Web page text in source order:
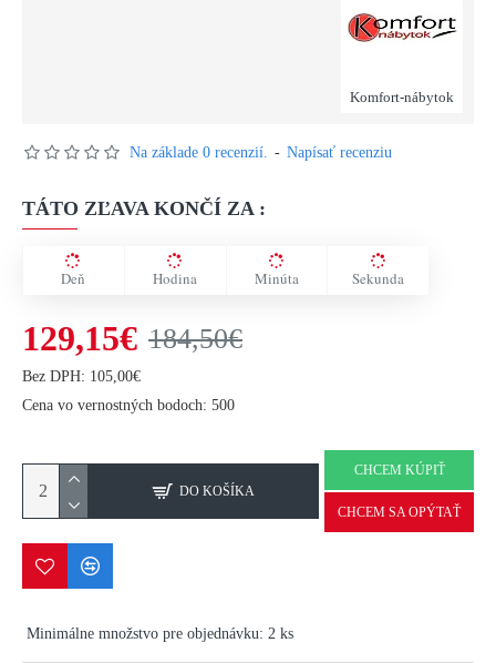
Komfort-nábytok
Na základe 0 recenzií. - Napísať recenziu
TÁTO ZĽAVA KONČÍ ZA :
Deň Hodina Minúta Sekunda
129,15€ 184,50€
Bez DPH: 105,00€
Cena vo vernostných bodoch: 500
DO KOŠÍKA
CHCEM KÚPIŤ
CHCEM SA OPÝTAŤ
Minimálne množstvo pre objednávku: 2 ks